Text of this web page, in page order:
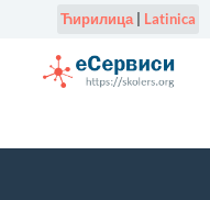
Ћирилица| Latinica